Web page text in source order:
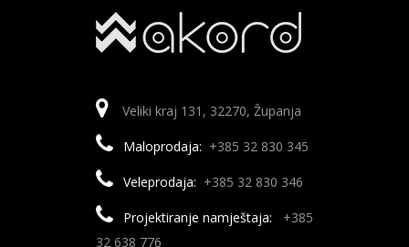
Veliki kraj 131, 32270, Županja
Maloprodaja: +385 32 830 345
Veleprodaja: +385 32 830 346
Projektiranje namještaja:
+385
32 638 776